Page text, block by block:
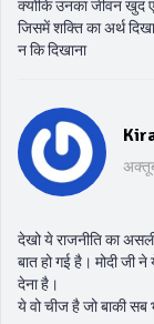
क्योंकि उनका जीवन खुद
जिसमें शक्ति का अर्थ
न कि दिखाना
देखो ये राजनीति का
बात हो गई है। मोदी जी
देना है।
ये वो चीज है जो बाकी